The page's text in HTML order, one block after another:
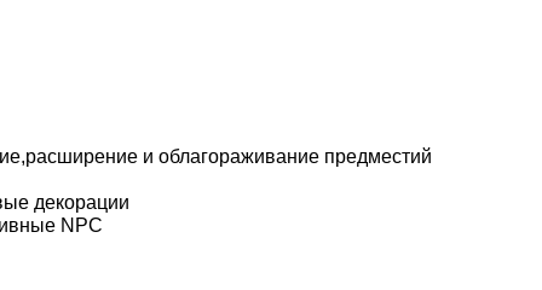
и облагораживание предместий
декорации
NPC